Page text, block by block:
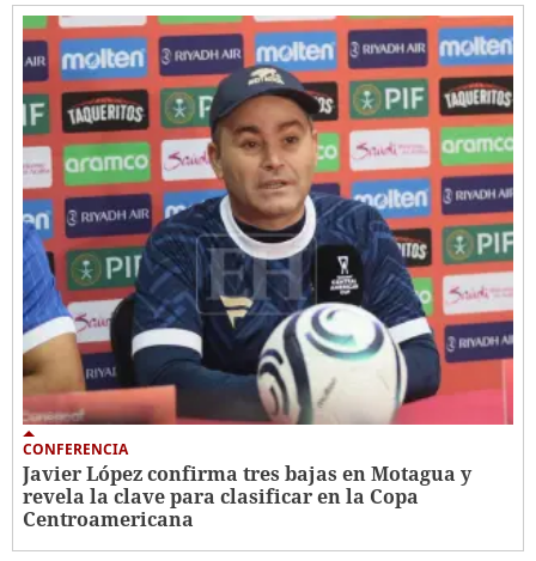
CONFERENCIA
Javier López confirma tres bajas en Motagua y
revela la clave para clasificar en la Copa
Centroamericana